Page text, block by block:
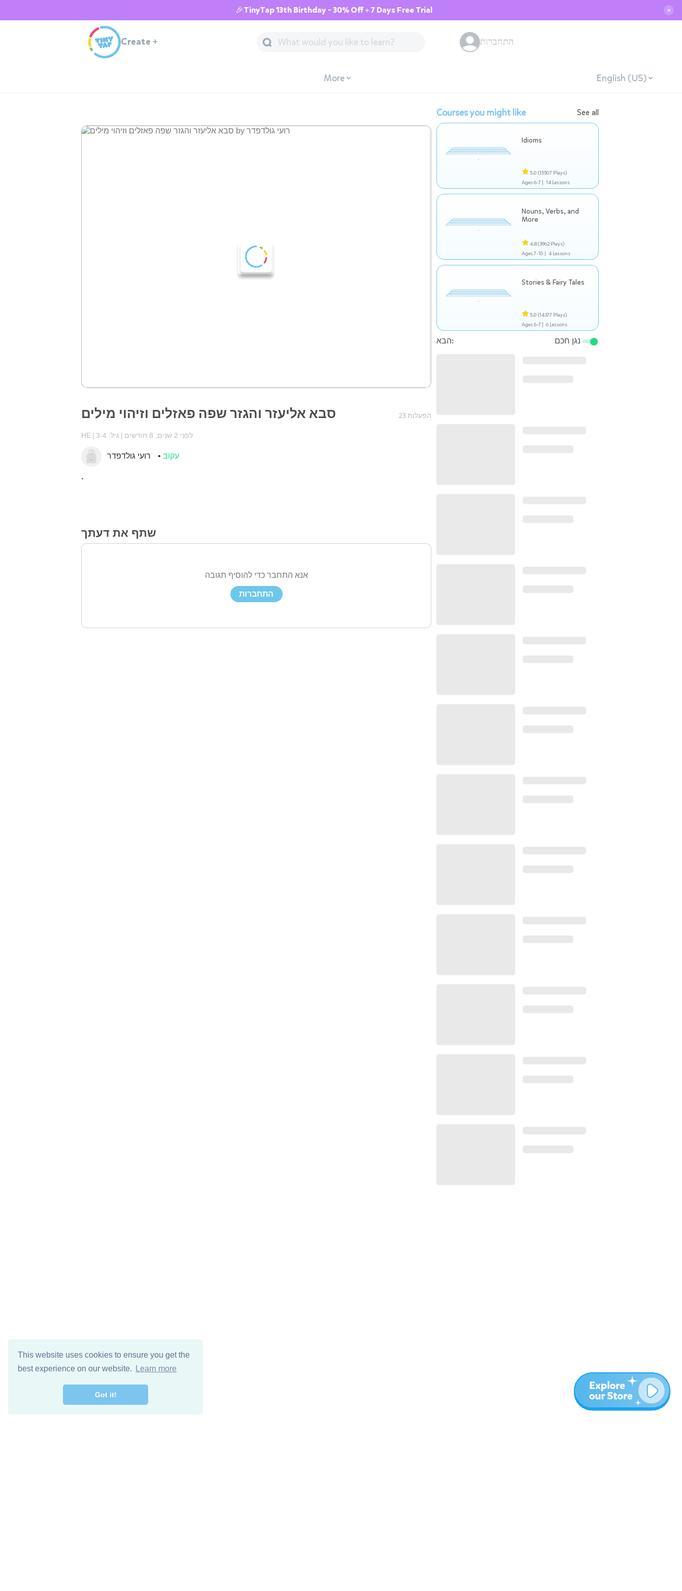
This website uses cookies to ensure you get the
best experience on our website.
Learn more
Got it!
🎉TinyTap 13th Birthday - 30% Off + 7 Days Free Trial ✕
Create + התחברות
More English (US)
סבא אליעזר והגזר שפה פאזלים וזיהוי מילים 23 הפעלות
HE גיל: 3-4 לפני 2 שנים, 8 חודשים
עקוב
.
שתף את דעתך
אנא התחבר כדי להוסיף תגובה
התחברות
Courses you might like See all
Idioms
5.0 (15507 Plays)
Ages 6-7 | 14 Lessons
Nouns, Verbs, and
More
4.8(3962 Plays)
Ages 7-10 | 4 Lessons
Stories & Fairy Tales
5.0 (14377 Plays)
Ages 6-7 | 6 Lessons
הבא: